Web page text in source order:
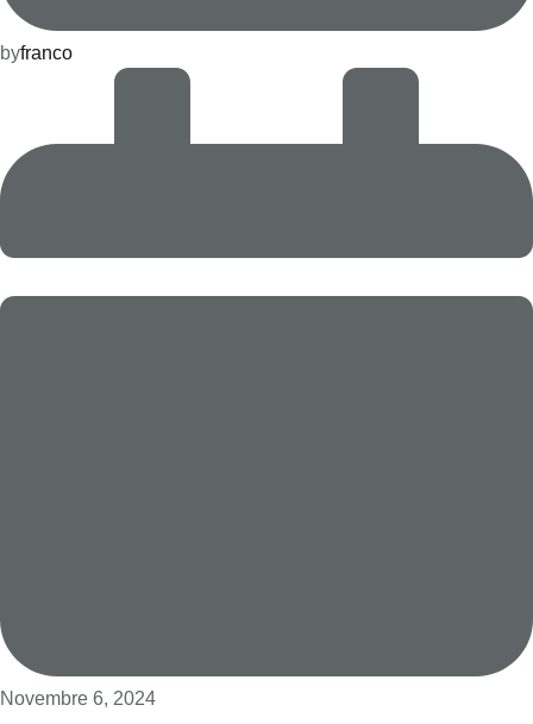
byfranco
Novembre 6, 2024